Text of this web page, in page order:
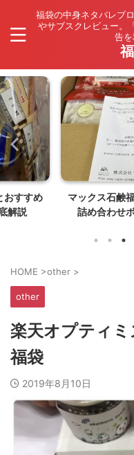
福袋の中身ネタバレブ
やサブスクレビュー。
告
おすすめ
解説
マックス石鹸
詰め合わせ
HOME >other >
other
楽天オプティ
福袋
2019年8月10日